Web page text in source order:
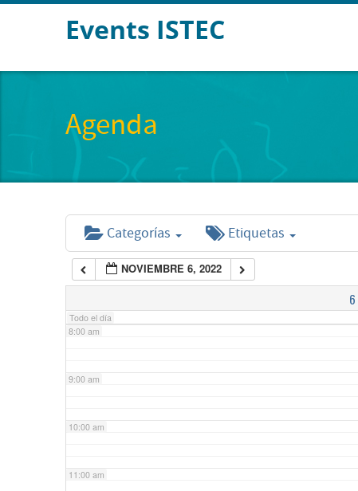
Events ISTEC
Agenda
Categorías Etiquetas
NOVIEMBRE 6, 2022
6
Todo el día
4:00 am
6:00 am
7:00 am
8:00 am
9:00 am
10:00 am
11:00 am